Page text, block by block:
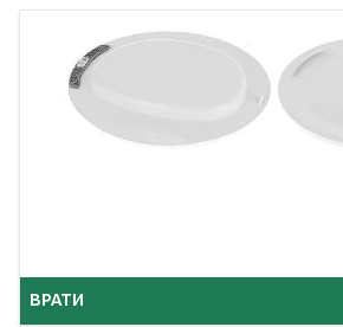
ВРАТИ